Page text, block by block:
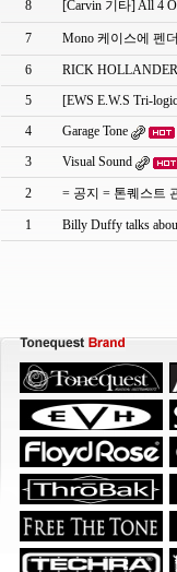
8 [Carvin 기타] All 4
7 Mono 케이스에 펜
6
RICK
5
[EWS E.W.S Tri-
4
Garage Tone
3
Visual Sound
2 = 공지 = 톤퀘스트
1 Billy Duffy talks